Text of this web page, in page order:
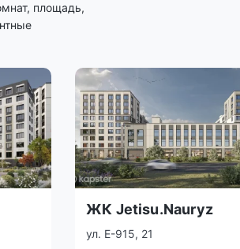
площадь,
ЖК Jetisu.Nauryz
ул. Е-915, 21